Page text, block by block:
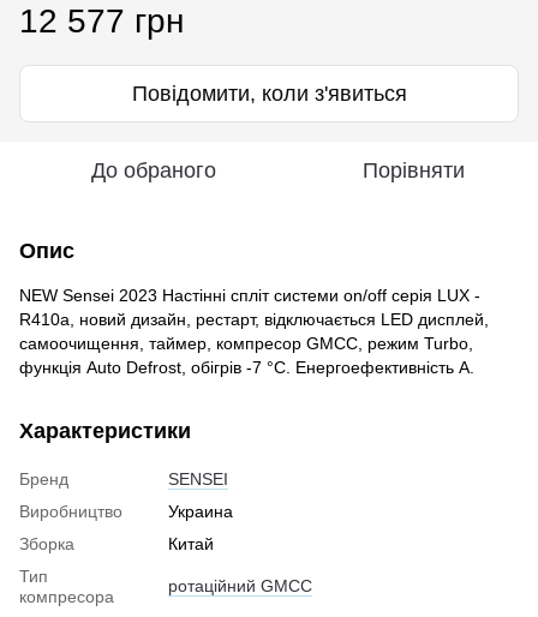
12 577 грн
Повідомити, коли з'явиться
До обраного Порівняти
Опис
NEW Sensei 2023 Настінні спліт системи on/off серія LUX -
R410a, новий дизайн, рестарт, відключається LED дисплей,
самоочищення, таймер, компресор GMCC, режим Turbo,
функція Auto Defrost, обігрів -7 °С. Енергоефективність А.
Характеристики
Бренд
SENSEI
Виробництво
Украина
Зборка
Китай
Тип
компресора
ротаційний GMCC